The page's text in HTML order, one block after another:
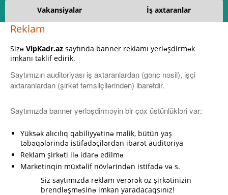
Vakansiyalar İş axtaranlar
Reklam
Sizə VipKadr.az saytında banner reklamı yerləşdirmək
imkanı təklif edirik.
Saytımızın auditoriyası iş axtaranlardan (gənc nəsil), işçi
axtaranlardan (şirkət təmsilçilərindən) ibarətdir.
Saytımızda banner yerləşdirməyin bir çox üstünlükləri var:
Yüksək alıcılıq qabiliyyətinə malik, bütün yaş
təbəqələrində istifadəçilərdən ibarət auditoriya
Reklam şirkəti ilə idarə edilmə
Marketinqin müxtəlif növlərindən istifadə və s.
Siz saytımızda reklam verərək öz şirkətinizin
brendləşməsinə imkan yaradacaqsınız!